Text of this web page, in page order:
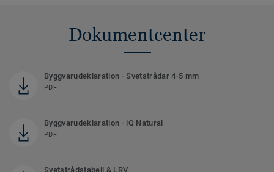
Dokumentcenter
Byggvarudeklaration - Svetstrådar 4-5 mm
PDF
Byggvarudeklaration - iQ Natural
PDF
Svetstrådstabell & LRV